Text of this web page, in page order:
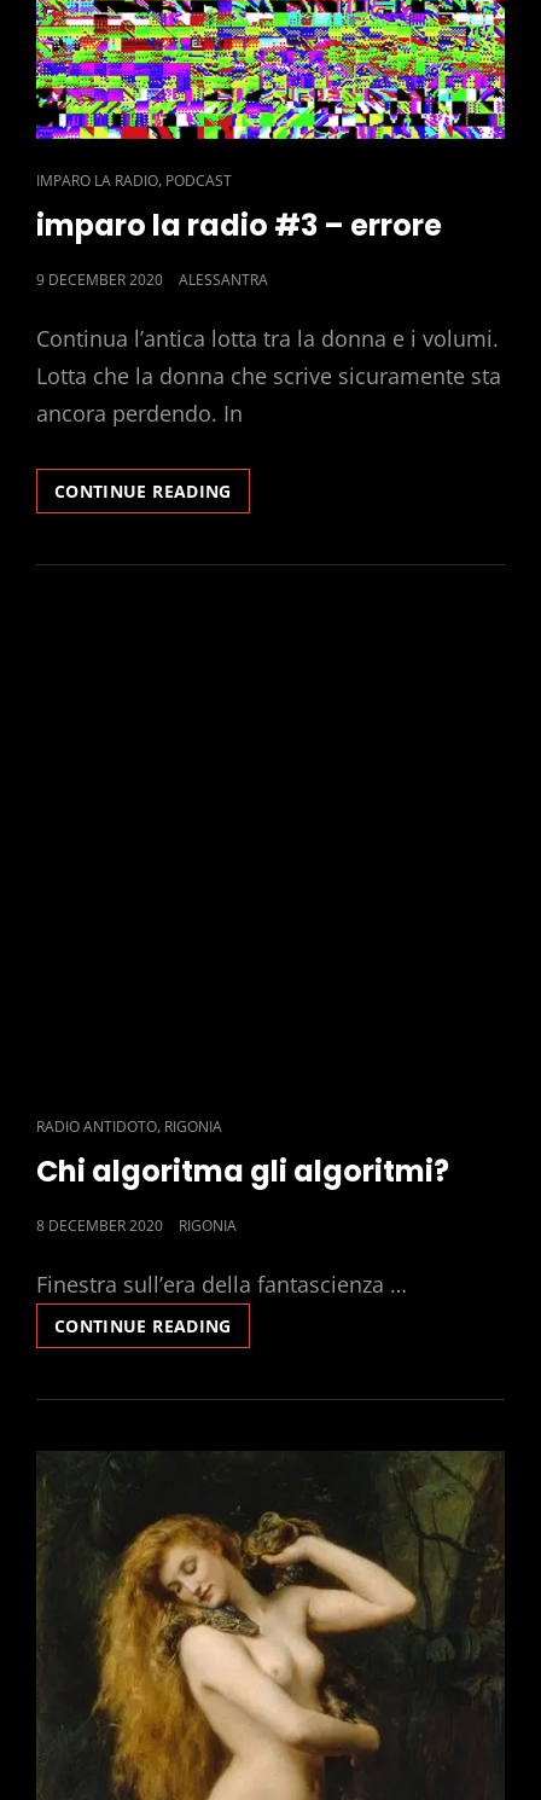
CAT
LINKS
IMPARO LA RADIO, PODCAST
imparo la radio #3 – errore
POSTED
9 DECEMBER 2020 ALESSANTRA
Continua l’antica lotta tra la donna e i volumi.
Lotta che la donna che scrive sicuramente sta
ancora perdendo. In
CONTINUE READING
LA
#3
CAT
LINKS
RADIO ANTIDOTO, RIGONIA
Chi algoritma gli algoritmi?
POSTED
8 DECEMBER 2020 RIGONIA
Finestra sull’era della fantascienza …
CONTINUE READING
ALGORITMA
ALGORITMI?